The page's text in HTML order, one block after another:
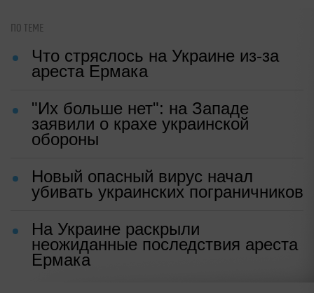
Публичный удар Зеленскому от
Кличко: это настоящий вызов
Ольга ФЕДОРОВА | 10:45, 22 май 2026
Источник:Strategic Culture✓ Надежный источник
Что стряслось на Украине из-за
ареста Ермака